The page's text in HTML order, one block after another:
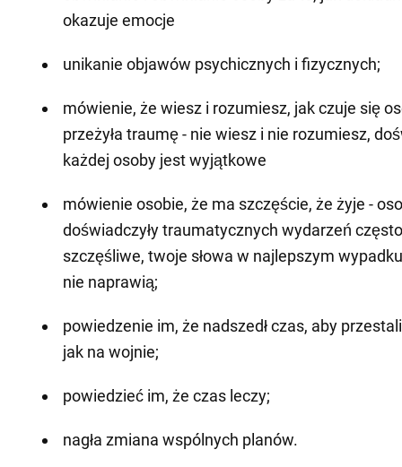
okazuje emocje
unikanie objawów psychicznych i fizycznych;
mówienie, że wiesz i rozumiesz, jak czuje się
przeżyła traumę - nie wiesz i nie rozumiesz,
każdej osoby jest wyjątkowe
mówienie osobie, że ma szczęście, że żyje -
doświadczyły traumatycznych wydarzeń
szczęśliwe, twoje słowa w najlepszym
nie naprawią;
powiedzenie im, że nadszedł czas, aby
jak na wojnie;
powiedzieć im, że czas leczy;
nagła zmiana wspólnych planów.